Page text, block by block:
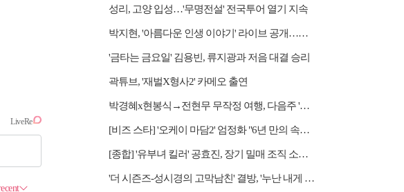
성리, 고양 입성…'무명전설' 전국투어 열기 지속
박지현, '아름다운 인생 이야기' 라이브 공개…감성 보컬 전달
'금타는 금요일' 김용빈, 류지광과 저음 대결 승리
곽튜브, '재벌X형사2' 카메오 출연
박경혜x현봉식→전현무 무작정 여행, 다음주 '나 혼자 산다' 예고
[비즈 스타] '오케이 마담2' 엄정화 "6년 만의 속편 제작, 하늘의 뜻"(인터뷰)
[종합] '유부녀 킬러' 공효진, 장기 밀매 조직 소탕…4화 정체 발각 위기 예고
'더 시즌즈-성시경의 고막남친' 결방, '누난 내게 여자야2' 커플 스토리 편성